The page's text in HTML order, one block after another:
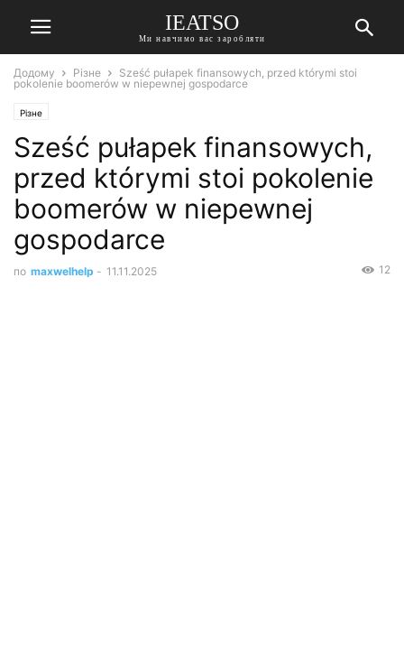
IEATSO
Ми навчимо вас заробляти
Додому Різне
Sześć pułapek finansowych, przed którymi stoi
pokolenie boomerów w niepewnej gospodarce
Різне
Sześć pułapek finansowych,
przed którymi stoi pokolenie
boomerów w niepewnej
gospodarce
по maxwelhelp - 11.11.2025 12